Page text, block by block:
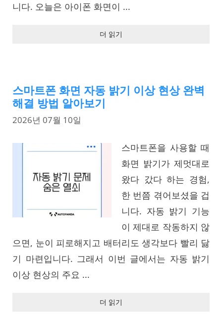
니다. 오늘은 아이폰 화면이 ...
더 읽기
스마트폰 화면 자동 밝기 이상 현상 완벽
해결 방법 알아보기
2026년 07월 10일
스마트폰을 사용할 때
화면 밝기가 제멋대로
왔다 갔다 하는 경험,
한 번쯤 겪어보셨을 겁
니다. 자동 밝기 기능
이 제대로 작동하지 않
으면, 눈이 피로해지고 배터리도 생각보다 빨리 닳
기 마련입니다. 그래서 이번 글에서는 자동 밝기
이상 현상의 주요 ...
더 읽기